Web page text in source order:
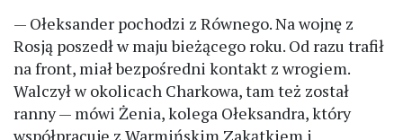
— Ołeksander pochodzi z Równego. Na wojnę z
Rosją poszedł w maju bieżącego roku. Od razu trafił
na front, miał bezpośredni kontakt z wrogiem.
Walczył w okolicach Charkowa, tam też został
ranny — mówi Żenia, kolega Ołeksandra, który